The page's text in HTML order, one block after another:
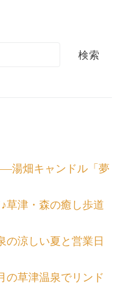
検索
湯畑キャンドル「夢
草津・森の癒し歩道
の涼しい夏と営業日
草津温泉でリンド